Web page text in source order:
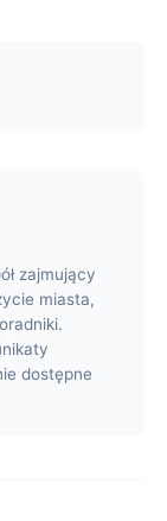
zajmujący
miasta,
dostępne